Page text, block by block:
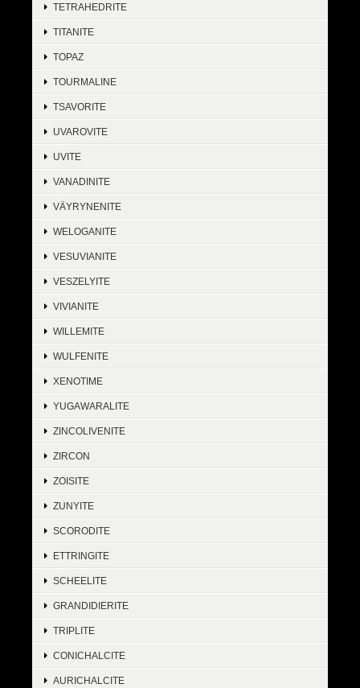
TETRAHEDRITE
TITANITE
TOPAZ
TOURMALINE
TSAVORITE
UVAROVITE
UVITE
VANADINITE
VÄYRYNENITE
WELOGANITE
VESUVIANITE
VESZELYITE
VIVIANITE
WILLEMITE
WULFENITE
XENOTIME
YUGAWARALITE
ZINCOLIVENITE
ZIRCON
ZOISITE
ZUNYITE
SCORODITE
ETTRINGITE
SCHEELITE
GRANDIDIERITE
TRIPLITE
CONICHALCITE
AURICHALCITE